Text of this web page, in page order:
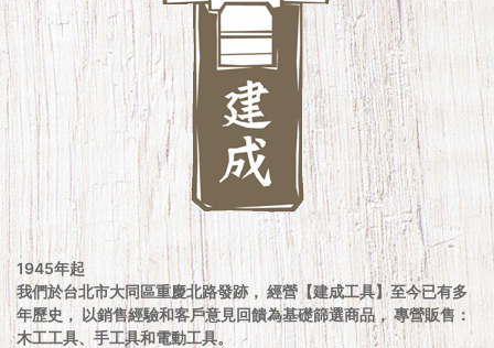
1945年起
我們於台北市大同區重慶北路發跡， 經營【建成工具】至今已有多
年歷史， 以銷售經驗和客戶意見回饋為基礎篩選商品， 專營販售：
木工工具、手工具和電動工具。